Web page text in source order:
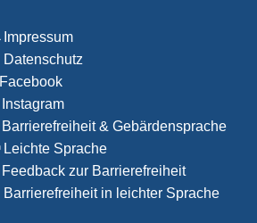
Impressum
Datenschutz
Facebook
Instagram
Barrierefreiheit & Gebärdensprache
Leichte Sprache
Feedback zur Barrierefreiheit
Barrierefreiheit in leichter Sprache